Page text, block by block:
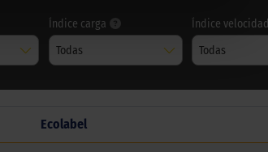
Índice carga
Todas
Índice velocidad
Todas
Ecolabel